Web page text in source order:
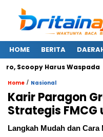
HOME BERITA
Harus Waspada
Home / Nasional
Karir Paragon
Strategis
Langkah Mudah dan